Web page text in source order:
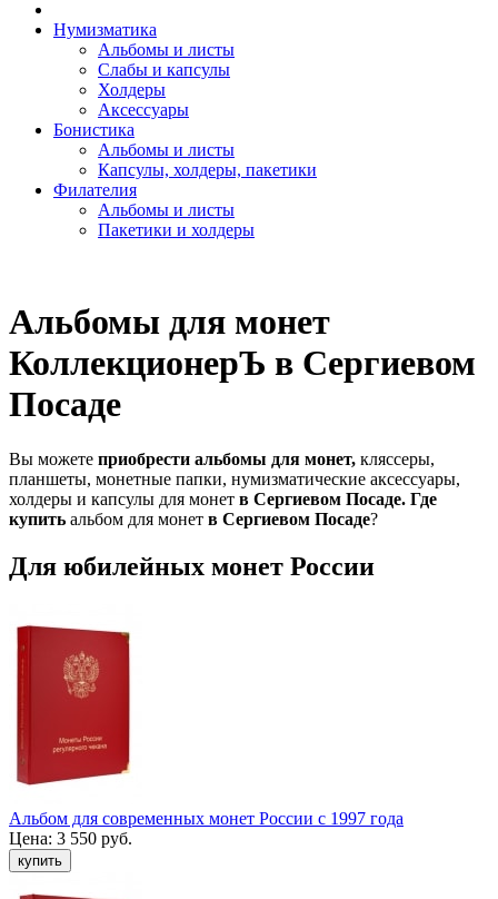
Нумизматика
Альбомы и листы
Слабы и капсулы
Холдеры
Аксессуары
Бонистика
Альбомы и листы
Капсулы, холдеры, пакетики
Филателия
Альбомы и листы
Пакетики и холдеры
Альбомы для монет
КоллекционерЪ в Сергиевом
Посаде
Вы можете приобрести альбомы для монет, кляссеры,
планшеты, монетные папки, нумизматические аксессуары,
холдеры и капсулы для монет в Сергиевом Посаде. Где
купить альбом для монет в Сергиевом Посаде?
Для юбилейных монет России
Альбом для современных монет России с 1997 года
Цена: 3 550 руб.